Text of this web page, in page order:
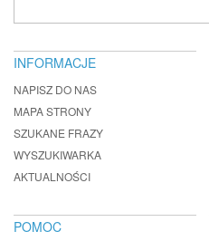
INFORMACJE
NAPISZ DO NAS
MAPA STRONY
SZUKANE FRAZY
WYSZUKIWARKA
AKTUALNOŚCI
POMOC